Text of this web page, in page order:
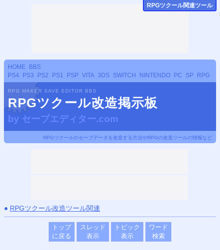
HOME
BBS
PS4
PS3 PS2 PS1 PSP VITA 3DS SWITCH NINTENDO PC SP RPG
RPG MAKER SAVE EDITOR BBS
RPGツクール改造掲示板
by セーブエディター.com
RPGツクールのセーブデータを改造する方法やRPGの改造ツールの情報など
● RPGツクール改造ツール関連
トップ
に戻る
スレッド
表示
トピック
表示
ワード
検索
RPGツクール関連ツール